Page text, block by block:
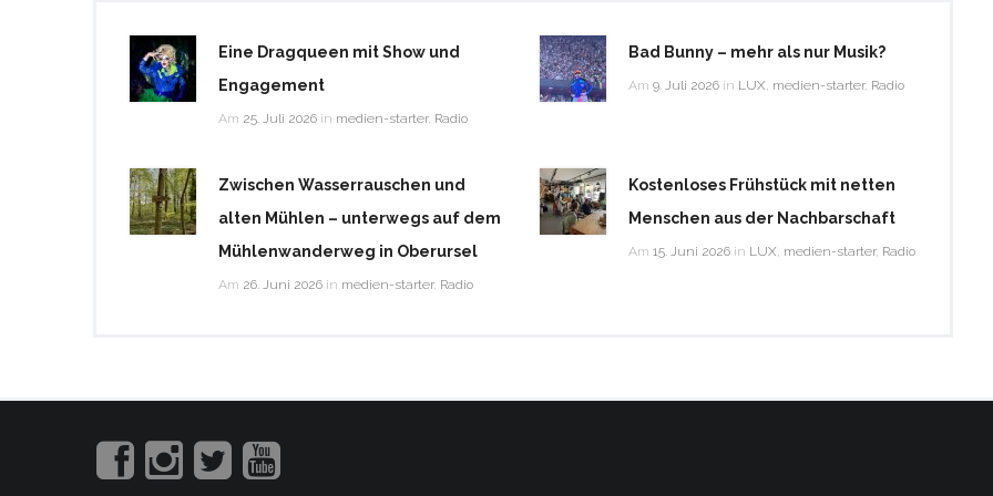
Eine Dragqueen mit Show und
Engagement
Am 25. Juli 2026 in medien-starter, Radio
Bad Bunny – mehr als nur Musik?
Am 9. Juli 2026 in LUX, medien-starter, Radio
Zwischen Wasserrauschen und
alten Mühlen – unterwegs auf dem
Mühlenwanderweg in Oberursel
Am 26. Juni 2026 in medien-starter, Radio
Kostenloses Frühstück mit netten
Menschen aus der Nachbarschaft
Am 15. Juni 2026 in LUX, medien-starter, Radio